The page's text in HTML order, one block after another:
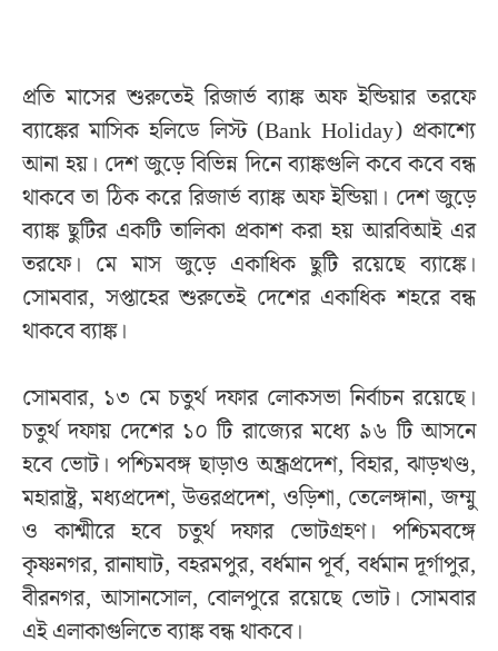
প্রতি মাসের শুরুতেই রিজার্ভ ব্যাঙ্ক অফ ইন্ডিয়ার তরফে
ব্যাঙ্কের মাসিক হলিডে লিস্ট (Bank Holiday) প্রকাশ্যে
আনা হয়। দেশ জুড়ে বিভিন্ন দিনে ব্যাঙ্কগুলি কবে কবে বন্ধ
থাকবে তা ঠিক করে রিজার্ভ ব্যাঙ্ক অফ ইন্ডিয়া। দেশ জুড়ে
ব্যাঙ্ক ছুটির একটি তালিকা প্রকাশ করা হয় আরবিআই এর
তরফে। মে মাস জুড়ে একাধিক ছুটি রয়েছে ব্যাঙ্কে।
সোমবার, সপ্তাহের শুরুতেই দেশের একাধিক শহরে বন্ধ
থাকবে ব্যাঙ্ক।
সোমবার, ১৩ মে চতুর্থ দফার লোকসভা নির্বাচন রয়েছে।
চতুর্থ দফায় দেশের ১০ টি রাজ্যের মধ্যে ৯৬ টি আসনে
হবে ভোট। পশ্চিমবঙ্গ ছাড়াও অন্ধ্রপ্রদেশ, বিহার, ঝাড়খণ্ড,
মহারাষ্ট্র, মধ্যপ্রদেশ, উত্তরপ্রদেশ, ওড়িশা, তেলেঙ্গানা, জম্মু
ও কাশ্মীরে হবে চতুর্থ দফার ভোটগ্রহণ। পশ্চিমবঙ্গে
কৃষ্ণনগর, রানাঘাট, বহরমপুর, বর্ধমান পূর্ব, বর্ধমান দূর্গাপুর,
বীরনগর, আসানসোল, বোলপুরে রয়েছে ভোট। সোমবার
এই এলাকাগুলিতে ব্যাঙ্ক বন্ধ থাকবে।